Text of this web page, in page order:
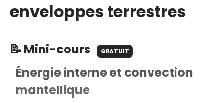
enveloppes terrestres
📝 Mini-cours GRATUIT
Énergie interne et convection
mantellique